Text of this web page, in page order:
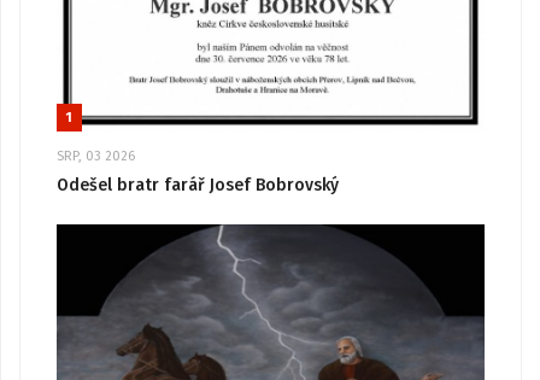
1
SRP, 03 2026
Odešel bratr farář Josef Bobrovský